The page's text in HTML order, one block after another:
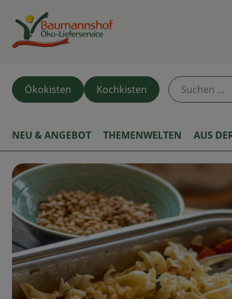
Ökokisten Kochkisten
NEU & ANGEBOT THEMENWELTEN AUS